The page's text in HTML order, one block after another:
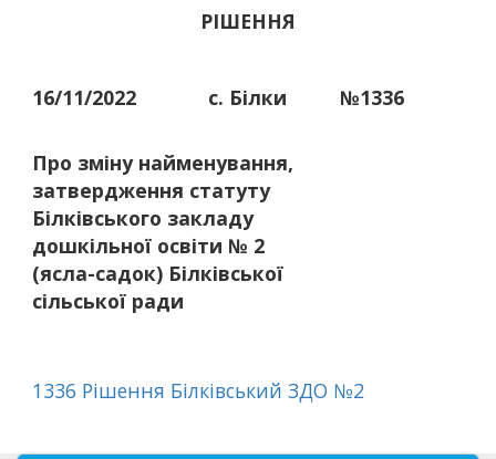
РІШЕННЯ
16/11/2022 с. Білки №1336
Про зміну найменування,
затвердження статуту
Білківського закладу
дошкільної освіти № 2
(ясла-садок) Білківської
сільської ради
1336 Рішення Білківський ЗДО №2